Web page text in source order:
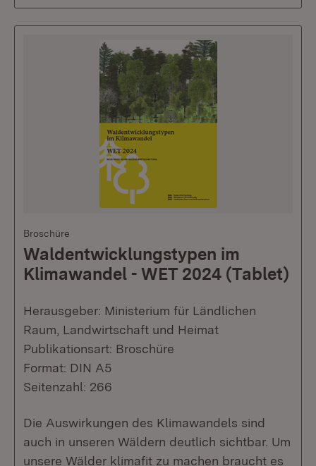
Broschüre
Waldentwicklungstypen im
Klimawandel - WET 2024 (Tablet)
Herausgeber: Ministerium für Ländlichen
Raum, Landwirtschaft und Heimat
Publikationsart: Broschüre
Format: DIN A5
Seitenzahl: 266
Die Auswirkungen des Klimawandels sind
auch in unseren Wäldern deutlich sichtbar. Um
unsere Wälder klimafit zu machen braucht es